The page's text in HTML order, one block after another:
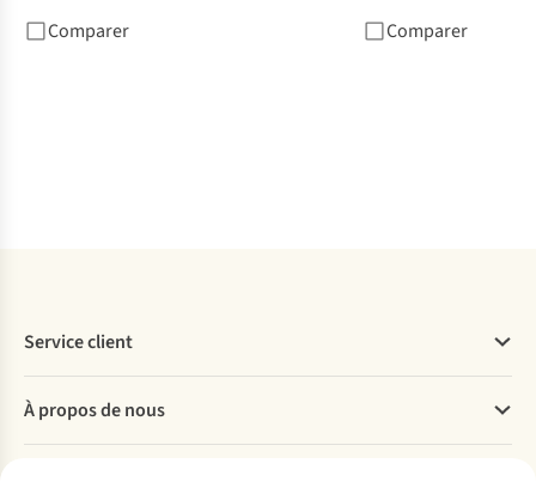
Comparer Comparer
Service client
Commander
Payer
À propos de nous